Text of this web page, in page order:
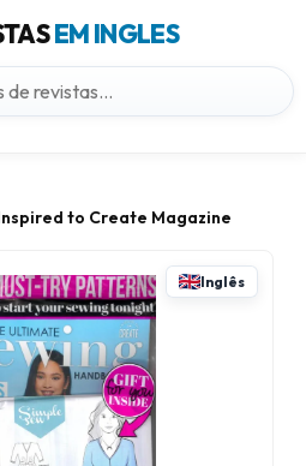
EM INGLES
to Create Magazine
Inglês